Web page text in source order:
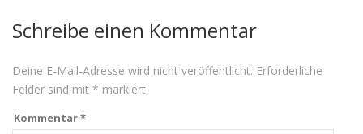
Schreibe einen Kommentar
Deine E-Mail-Adresse wird nicht veröffentlicht. Erforderliche
Felder sind mit * markiert
Kommentar*